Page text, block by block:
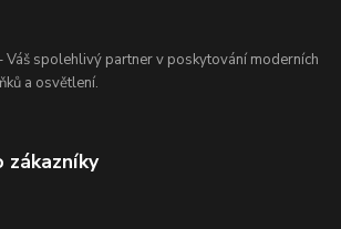
Váš spolehlivý partner v poskytování moderních
a osvětlení.
zákazníky